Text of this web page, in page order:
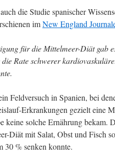
die Studie spanischer
imNew England
für die Mittelmeer-Diät gab
die Rate schwerer
Feldversuch in Spanien, bei
Erkrankungen gezielt eine
keine solche Ernährung bekam.
Diät mit Salat, Obst und Fisch
30 % senken konnte.